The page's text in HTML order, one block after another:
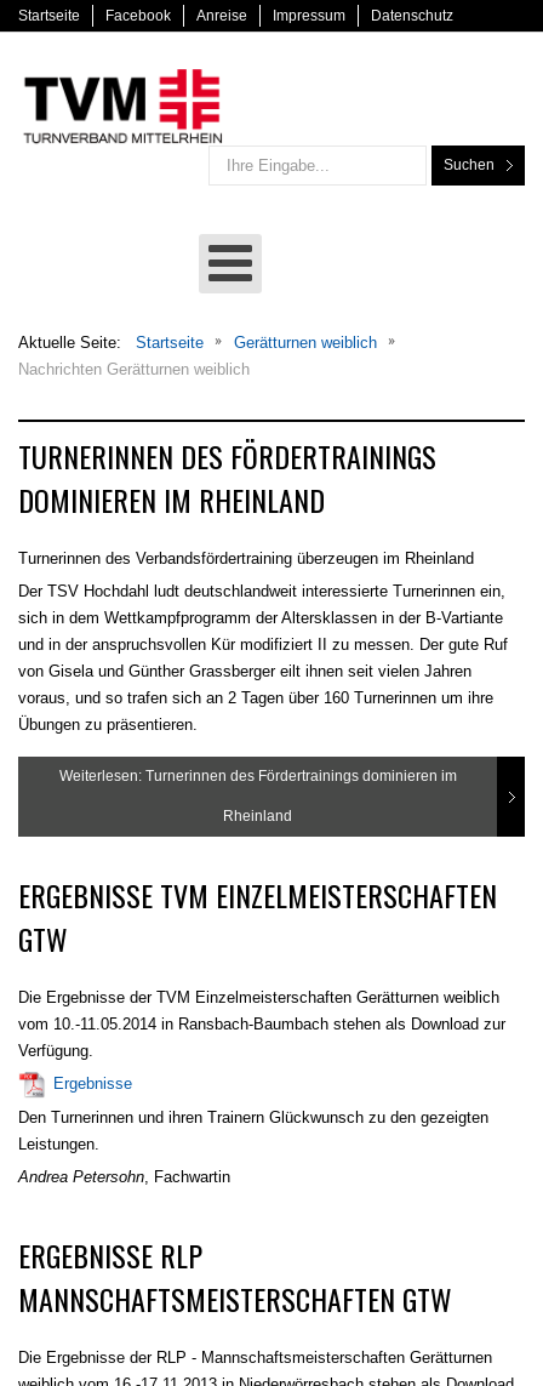
Startseite Facebook Anreise Impressum Datenschutz
Suchen
Aktuelle Seite: Startseite
Gerätturnen weiblich
Nachrichten Gerätturnen weiblich
TURNERINNEN DES FÖRDERTRAININGS
DOMINIEREN IM RHEINLAND
Turnerinnen des Verbandsfördertraining überzeugen im Rheinland
Der TSV Hochdahl ludt deutschlandweit interessierte Turnerinnen ein,
sich in dem Wettkampfprogramm der Altersklassen in der B-Vartiante
und in der anspruchsvollen Kür modifiziert II zu messen. Der gute Ruf
von Gisela und Günther Grassberger eilt ihnen seit vielen Jahren
voraus, und so trafen sich an 2 Tagen über 160 Turnerinnen um ihre
Übungen zu präsentieren.
Weiterlesen: Turnerinnen des Fördertrainings dominieren im
Rheinland
ERGEBNISSE TVM EINZELMEISTERSCHAFTEN
GTW
Die Ergebnisse der TVM Einzelmeisterschaften Gerätturnen weiblich
vom 10.-11.05.2014 in Ransbach-Baumbach stehen als Download zur
Verfügung.
Ergebnisse
Den Turnerinnen und ihren Trainern Glückwunsch zu den gezeigten
Leistungen.
Andrea Petersohn , Fachwartin
ERGEBNISSE RLP
MANNSCHAFTSMEISTERSCHAFTEN GTW
Die Ergebnisse der RLP - Mannschaftsmeisterschaften Gerätturnen